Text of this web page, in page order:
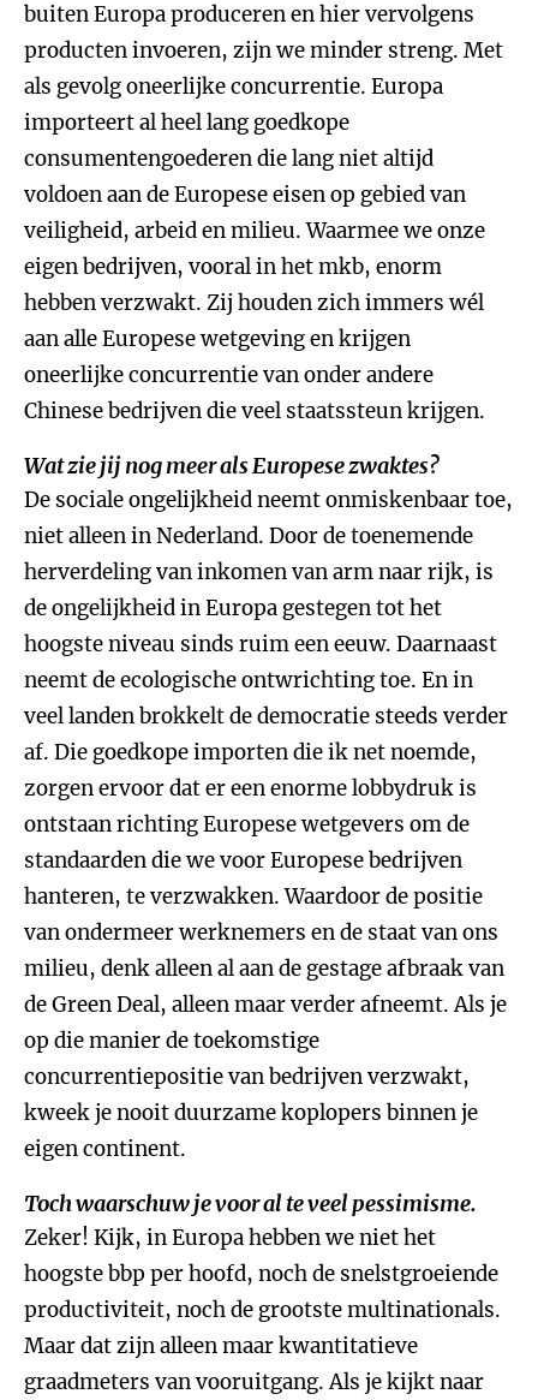
buiten Europa produceren en hier vervolgens
producten invoeren, zijn we minder streng. Met
als gevolg oneerlijke concurrentie. Europa
importeert al heel lang goedkope
consumentengoederen die lang niet altijd
voldoen aan de Europese eisen op gebied van
veiligheid, arbeid en milieu. Waarmee we onze
eigen bedrijven, vooral in het mkb, enorm
hebben verzwakt. Zij houden zich immers wél
aan alle Europese wetgeving en krijgen
oneerlijke concurrentie van onder andere
Chinese bedrijven die veel staatssteun krijgen.
Wat zie jij nog meer als Europese zwaktes?
De sociale ongelijkheid neemt onmiskenbaar toe,
niet alleen in Nederland. Door de toenemende
herverdeling van inkomen van arm naar rijk, is
de ongelijkheid in Europa gestegen tot het
hoogste niveau sinds ruim een eeuw. Daarnaast
neemt de ecologische ontwrichting toe. En in
veel landen brokkelt de democratie steeds verder
af. Die goedkope importen die ik net noemde,
zorgen ervoor dat er een enorme lobbydruk is
ontstaan richting Europese wetgevers om de
standaarden die we voor Europese bedrijven
hanteren, te verzwakken. Waardoor de positie
van ondermeer werknemers en de staat van ons
milieu, denk alleen al aan de gestage afbraak van
de Green Deal, alleen maar verder afneemt. Als je
op die manier de toekomstige
concurrentiepositie van bedrijven verzwakt,
kweek je nooit duurzame koplopers binnen je
eigen continent.
Toch waarschuw je voor al te veel pessimisme.
Zeker! Kijk, in Europa hebben we niet het
hoogste bbp per hoofd, noch de snelstgroeiende
productiviteit, noch de grootste multinationals.
Maar dat zijn alleen maar kwantitatieve
graadmeters van vooruitgang. Als je kijkt naar